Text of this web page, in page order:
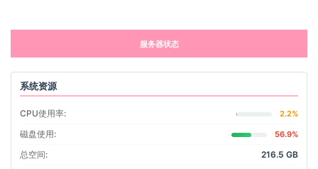
服务器状态
系统资源
CPU使用率: 2.2%
磁盘使用: 56.9%
总空间:
216.5 GB